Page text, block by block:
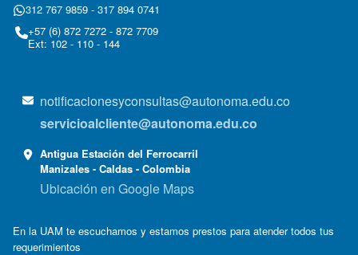
312 767 9859 - 317 894 0741
+57 (6) 872 7272 - 872 7709
Ext: 102 - 110 - 144
notificacionesyconsultas@autonoma.edu.co
servicioalcliente@autonoma.edu.co
Antigua Estación del Ferrocarril
Manizales - Caldas - Colombia
Ubicación en Google Maps
En la UAM te escuchamos y estamos prestos para atender todos tus
requerimientos